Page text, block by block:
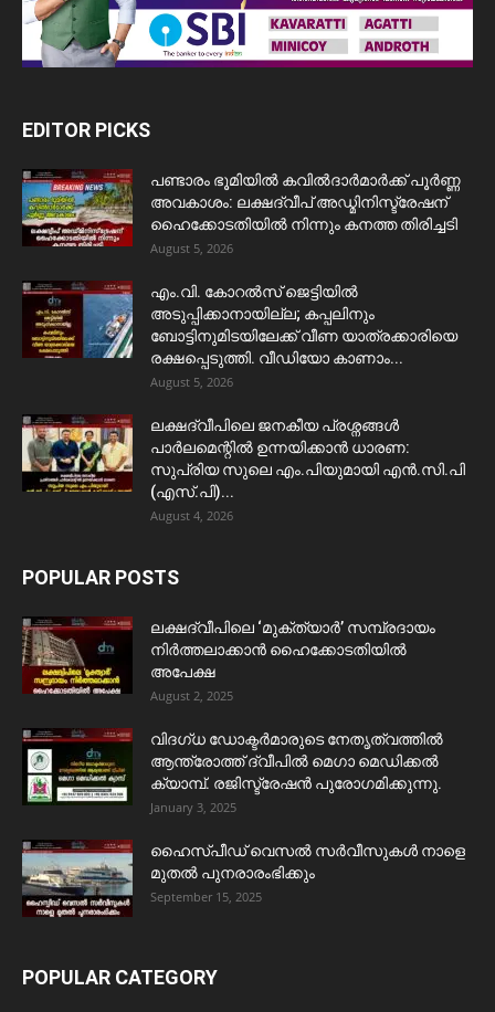
EDITOR PICKS
പണ്ടാരം ഭൂമിയിൽ കവിൽദാർമാർക്ക് പൂർണ്ണ
അവകാശം: ലക്ഷദ്വീപ് അഡ്മിനിസ്ട്രേഷന്
ഹൈക്കോടതിയിൽ നിന്നും കനത്ത തിരിച്ചടി
August 5, 2026
​എം.വി. കോറൽസ് ജെട്ടിയിൽ
അടുപ്പിക്കാനായില്ല; കപ്പലിനും
ബോട്ടിനുമിടയിലേക്ക് വീണ യാത്രക്കാരിയെ
രക്ഷപ്പെടുത്തി. വീഡിയോ കാണാം...
August 5, 2026
ലക്ഷദ്വീപിലെ ജനകീയ പ്രശ്നങ്ങൾ
പാർലമെന്റിൽ ഉന്നയിക്കാൻ ധാരണ:
സുപ്രിയ സുലെ എം.പിയുമായി എൻ.സി.പി
(എസ്.പി)...
August 4, 2026
POPULAR POSTS
ലക്ഷദ്വീപിലെ ‘മുക്ത്യാർ’ സമ്പ്രദായം
നിർത്തലാക്കാൻ ഹൈക്കോടതിയിൽ
അപേക്ഷ
August 2, 2025
വിദഗ്ധ ഡോക്ടർമാരുടെ നേതൃത്വത്തിൽ
ആന്ത്രോത്ത് ദ്വീപിൽ മെഗാ മെഡിക്കൽ
ക്യാമ്പ്. രജിസ്ട്രേഷൻ പുരോഗമിക്കുന്നു.
January 3, 2025
ഹൈസ്പീഡ് വെസൽ സർവീസുകൾ നാളെ
മുതൽ പുനരാരംഭിക്കും
September 15, 2025
POPULAR CATEGORY